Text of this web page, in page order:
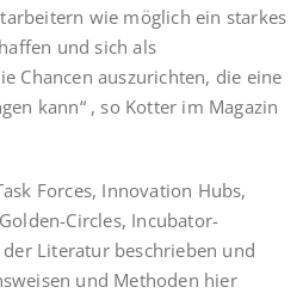
wie möglich ein starkes
und sich als
Chancen auszurichten, die eine
kann“ , so Kotter im Magazin
Forces, Innovation Hubs,
Circles, Incubator-
Literatur beschrieben und
und Methoden hier